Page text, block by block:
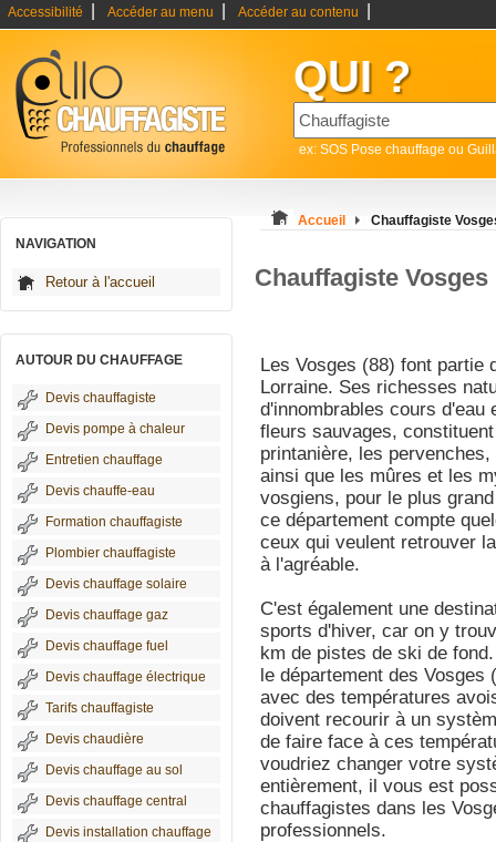
Accessibilité Accéder au menu Accéder au contenu
QUI ?
ex: SOS Pose chauffage ou
NAVIGATION
Retour à l'accueil
AUTOUR DU CHAUFFAGE
Devis chauffagiste
Devis pompe à chaleur
Entretien chauffage
Devis chauffe-eau
Formation chauffagiste
Plombier chauffagiste
Devis chauffage solaire
Devis chauffage gaz
Devis chauffage fuel
Devis chauffage électrique
Tarifs chauffagiste
Devis chaudière
Devis chauffage au sol
Devis chauffage central
Devis installation chauffage
Accueil Chauffagiste
Chauffagiste Vosges
Les Vosges (88) font partie
Lorraine. Ses richesses
d'innombrables cours d'eau
fleurs sauvages,
printanière, les
ainsi que les mûres et les
vosgiens, pour le plus
ce département compte
ceux qui veulent retrouver
à l'agréable.
C'est également une
sports d'hiver, car on y
km de pistes de ski de
le département des
avec des températures
doivent recourir à un
de faire face à ces
voudriez changer votre
entièrement, il vous est
chauffagistes dans les
professionnels.